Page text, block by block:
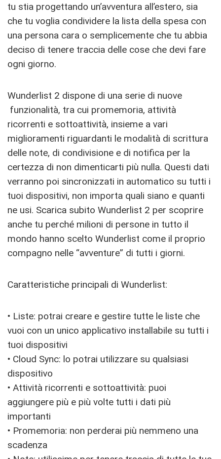
tu stia progettando un’avventura all’estero, sia
che tu voglia condividere la lista della spesa con
una persona cara o semplicemente che tu abbia
deciso di tenere traccia delle cose che devi fare
ogni giorno.
Wunderlist 2 dispone di una serie di nuove
funzionalità, tra cui promemoria, attività
ricorrenti e sottoattività, insieme a vari
miglioramenti riguardanti le modalità di scrittura
delle note, di condivisione e di notifica per la
certezza di non dimenticarti più nulla. Questi dati
verranno poi sincronizzati in automatico su tutti i
tuoi dispositivi, non importa quali siano e quanti
ne usi. Scarica subito Wunderlist 2 per scoprire
anche tu perché milioni di persone in tutto il
mondo hanno scelto Wunderlist come il proprio
compagno nelle “avventure” di tutti i giorni.
Caratteristiche principali di Wunderlist:
• Liste: potrai creare e gestire tutte le liste che
vuoi con un unico applicativo installabile su tutti i
tuoi dispositivi
• Cloud Sync: lo potrai utilizzare su qualsiasi
dispositivo
• Attività ricorrenti e sottoattività: puoi
aggiungere più e più volte tutti i dati più
importanti
• Promemoria: non perderai più nemmeno una
scadenza